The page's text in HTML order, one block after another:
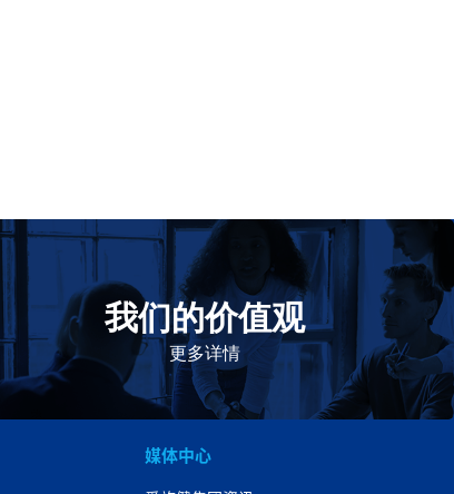
我们的价值观
更多详情
我们的价值观是爱施健存立和发展的基石。集团上下以
此为指引，为实现集团目标而共同奋斗。
媒体中心